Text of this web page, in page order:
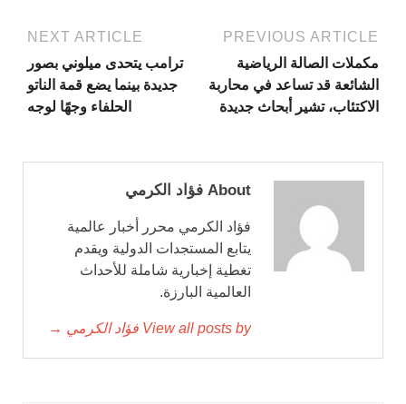
PREVIOUS ARTICLE
مكملات الصالة الرياضية
الشائعة قد تساعد في محاربة
الاكتئاب، تشير أبحاث جديدة
NEXT ARTICLE
ترامب يتحدى ميلوني بصور
جديدة بينما يضع قمة الناتو
الحلفاء وجهًا لوجه
About فؤاد الكرمي
فؤاد الكرمي محرر أخبار عالمية
يتابع المستجدات الدولية ويقدم
تغطية إخبارية شاملة للأحداث
العالمية البارزة.
View all posts by فؤاد الكرمي →